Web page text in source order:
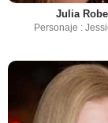
Julia
Personaje :